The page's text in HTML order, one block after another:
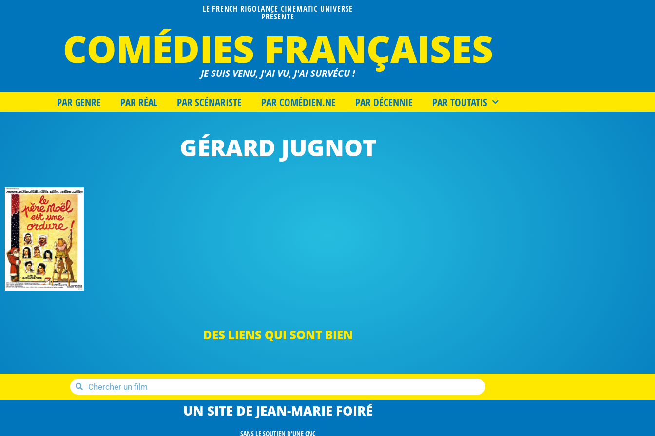
LE FRENCH RIGOLANCE CINEMATIC UNIVERSE
PRÉSENTE
COMÉDIES FRANÇAISES
JE SUIS VENU, J'AI VU, J'AI SURVÉCU !
PAR GENRE PAR RÉAL PAR SCÉNARISTE PAR COMÉDIEN.NE PAR DÉCENNIE PAR TOUTATIS
GÉRARD JUGNOT
DES LIENS QUI SONT BIEN
UN SITE DE JEAN-MARIE FOIRÉ
SANS LE SOUTIEN D'UNE CNC